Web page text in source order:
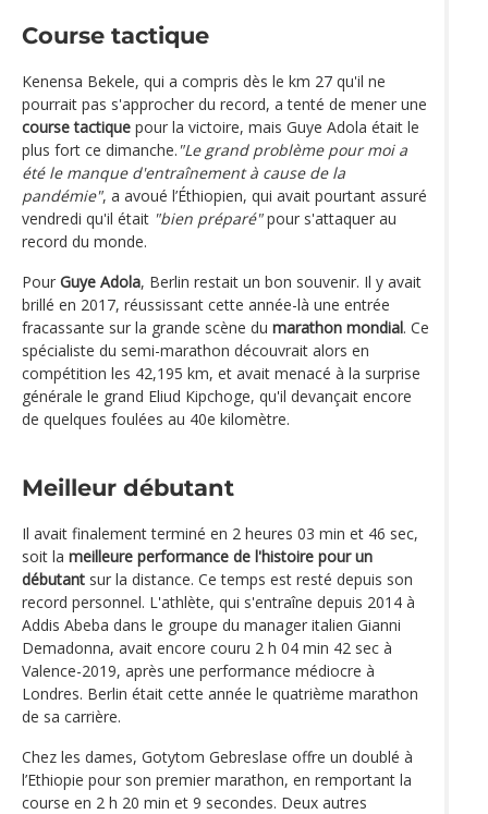
Course tactique
Kenensa Bekele, qui a compris dès le km 27 qu'il ne
pourrait pas s'approcher du record, a tenté de mener une
course tactique pour la victoire, mais Guye Adola était le
plus fort ce dimanche. "Le grand problème pour moi a
été le manque d'entraînement à cause de la
pandémie", a avoué l’Éthiopien, qui avait pourtant assuré
vendredi qu'il était "bien préparé"pour s'attaquer au
record du monde.
Pour Guye Adola, Berlin restait un bon souvenir. Il y avait
brillé en 2017, réussissant cette année-là une entrée
fracassante sur la grande scène du marathon mondial. Ce
spécialiste du semi-marathon découvrait alors en
compétition les 42,195 km, et avait menacé à la surprise
générale le grand Eliud Kipchoge, qu'il devançait encore
de quelques foulées au 40e kilomètre.
Meilleur débutant
Il avait finalement terminé en 2 heures 03 min et 46 sec,
soit la meilleure performance de l'histoire pour un
débutant sur la distance. Ce temps est resté depuis son
record personnel. L'athlète, qui s'entraîne depuis 2014 à
Addis Abeba dans le groupe du manager italien Gianni
Demadonna, avait encore couru 2 h 04 min 42 sec à
Valence-2019, après une performance médiocre à
Londres. Berlin était cette année le quatrième marathon
de sa carrière.
Chez les dames, Gotytom Gebreslase offre un doublé à
l’Ethiopie pour son premier marathon, en remportant la
course en 2 h 20 min et 9 secondes. Deux autres